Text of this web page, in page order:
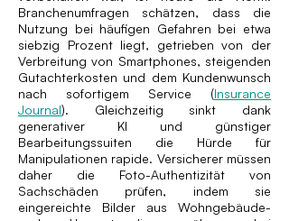
Branchenumfragen schätzen, dass die
Nutzung bei häufigen Gefahren bei etwa
siebzig Prozent liegt, getrieben von der
Verbreitung von Smartphones, steigenden
Gutachterkosten und dem Kundenwunsch
nach sofortigem Service (Insurance
Journal). Gleichzeitig sinkt dank
generativer KI und günstiger
Bearbeitungssuiten die Hürde für
Manipulationen rapide. Versicherer müssen
daher die Foto-Authentizität von
Sachschäden prüfen, indem sie
eingereichte Bilder aus Wohngebäude-